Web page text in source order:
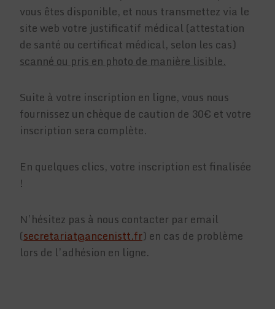
vous êtes disponible, et nous transmettez via le
site web votre justificatif médical (attestation
de santé ou certificat médical, selon les cas)
scanné ou pris en photo de manière lisible.
Suite à votre inscription en ligne, vous nous
fournissez un chèque de caution de 30€ et votre
inscription sera complète.
En quelques clics, votre inscription est finalisée
!
N’hésitez pas à nous contacter par email
(secretariat@ancenistt.fr) en cas de problème
lors de l’adhésion en ligne.